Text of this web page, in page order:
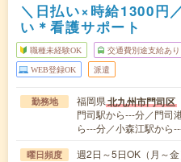
＼日払い×時給1300円
い＊看護サポート
職種未経験OK 交通費別途支給あり
WEB登録OK 派遣
勤務地 福岡県北九州市門司区
門司駅から---分／門司
ら---分／小森江駅から
曜日頻度 週2日～5日OK（月～